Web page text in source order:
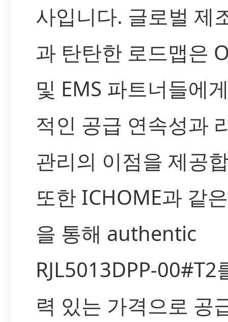
사입니다. 글로벌 제
과 탄탄한 로드맵은
및 EMS 파트너들에
적인 공급 연속성과
관리의 이점을 제공
또한 ICHOME과 같
을 통해 authentic
RJL5013DPP-00#T2
력 있는 가격으로 공